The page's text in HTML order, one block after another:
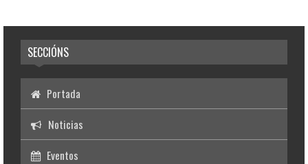
SECCIÓNS
Portada
Noticias
Eventos